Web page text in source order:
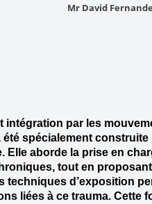
Mr David
par les
spécialement
aborde la prise en
tout en
d’exposition
liées à ce trauma. Cette